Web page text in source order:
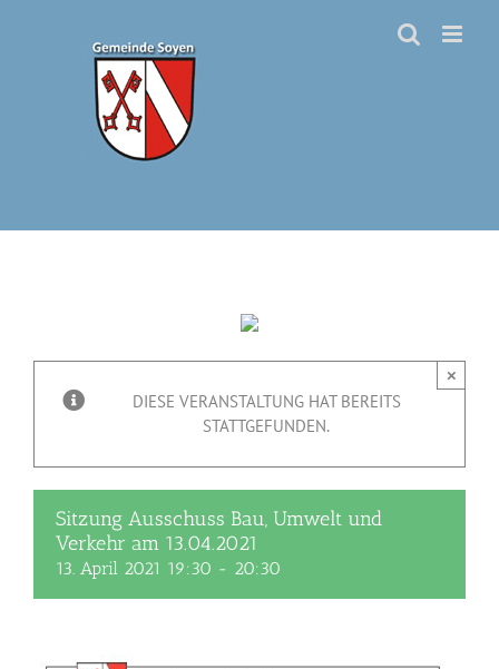
DIESE VERANSTALTUNG HAT BEREITS
STATTGEFUNDEN.
×
Sitzung Ausschuss Bau, Umwelt und
Verkehr am 13.04.2021
13. April 2021 19:30 - 20:30